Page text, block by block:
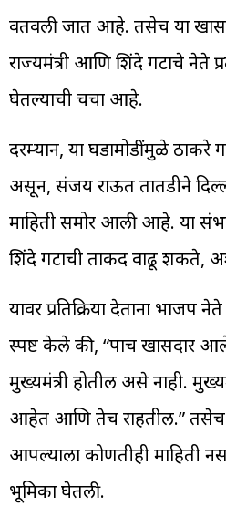
वर्तवली जात आहे. तसेच या
राज्यमंत्री आणि शिंदे गटाचे नेते
घेतल्याची चर्चा आहे.
दरम्यान, या घडामोडींमुळे ठाकरे
असून, संजय राऊत तातडीने
माहिती समोर आली आहे. या
शिंदे गटाची ताकद वाढू शकते,
यावर प्रतिक्रिया देताना भाजप
स्पष्ट केले की, “पाच खासदार
मुख्यमंत्री होतील असे नाही.
आहेत आणि तेच राहतील.” तसेच
आपल्याला कोणतीही माहिती
भूमिका घेतली.